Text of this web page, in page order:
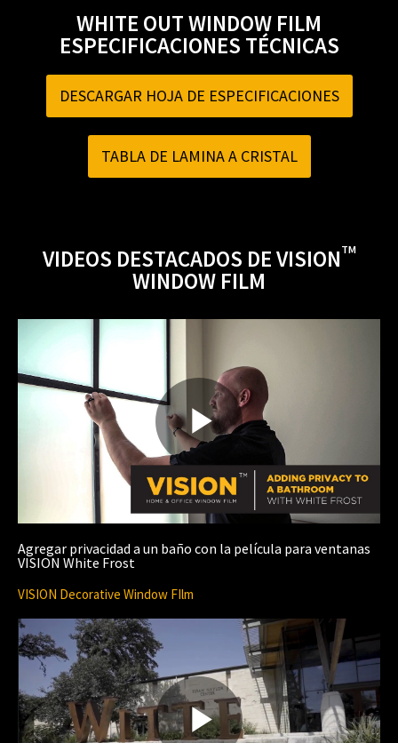
WHITE OUT WINDOW FILM
ESPECIFICACIONES TÉCNICAS
DESCARGAR HOJA DE ESPECIFICACIONES
TABLA DE LAMINA A CRISTAL
VIDEOS DESTACADOS DE VISION TM
WINDOW FILM
P
l
y
Agregar privacidad a un baño con la película para ventanas
VISION White Frost
VISION Decorative Window FIlm